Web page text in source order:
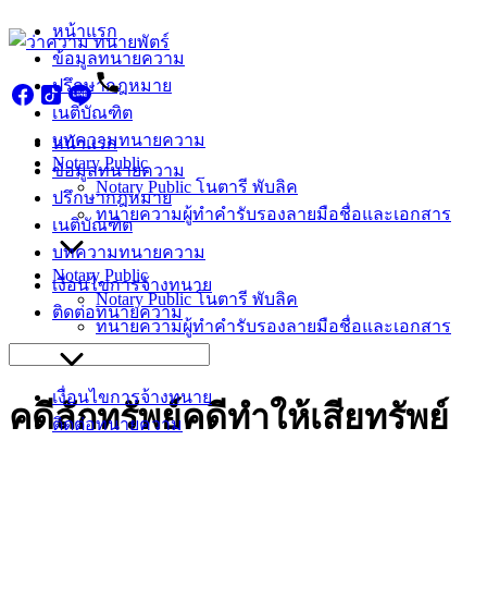
Skip
to
content
หน้าแรก
ข้อมูลทนายความ
ปรึกษากฎหมาย
เนติบัณฑิต
บทความทนายความ
Notary Public
Notary Public โนตารี พับลิค
ทนายความผู้ทำคำรับรองลายมือชื่อและเอกสาร
เงื่อนไขการจ้างทนาย
ติดต่อทนายความ
หน้าแรก
ข้อมูลทนายความ
ปรึกษากฎหมาย
เนติบัณฑิต
บทความทนายความ
Notary Public
Notary Public โนตารี พับลิค
ทนายความผู้ทำคำรับรองลายมือชื่อและเอกสาร
เงื่อนไขการจ้างทนาย
ติดต่อทนายความ
for:
คดีลักทรัพย์คดีทำให้เสียทรัพย์